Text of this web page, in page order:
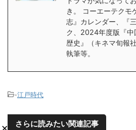
き。 コーエーテク
志』カレンダー、『
ク、2024年度版『中
歴史』（キネマ旬報
執筆等。
-江戸時代
さらに読みたい関連記事